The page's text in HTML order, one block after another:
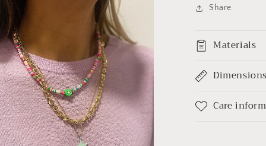
Share
Materials
Dimensions
Care